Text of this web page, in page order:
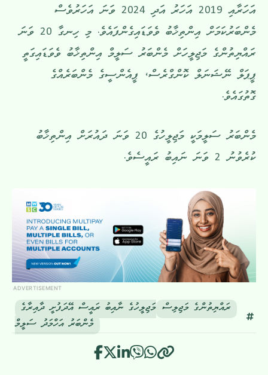
އަހަރާއި 2019 އަހަރު އަދި 2024 ވަނަ އަހަރުވެސް
މެންބަރުކަމަށް އިންތިޚާބު ވެވަޑައިގެންފައެވެ. މި ހިނގާ 20 ވަނަ
ރައްޔިތުންގެ މަޖިލީހަށް މެންބަރު ސަލީމް އިންތިޚާބު ވެވަޑައިގަތީ
ޕީޕަލް ނޭޝަނަލް ކޮންގްރެސް، ޕީއެންސީގެ މެންބަރެއްގެ
ގޮތުގައެވެ.
މެންބަރު ސަލީމަކީ މަޖިލީހުގެ 20 ވަނަ ދައުރަށް އިންތިޚާބު
ކުރެވުނު 2 ވަނަ ނައިބު ރައީސެވެ.
ADVERTISEMENT
ރައްޔިތުންގެ މަޖިލިސް މަޖިލީހުގެ ނާއިބު ރައީސް އޭދަފުށީ ދާއިރާގެ
މެންބަރު އަހްމަދު ސަލީމް